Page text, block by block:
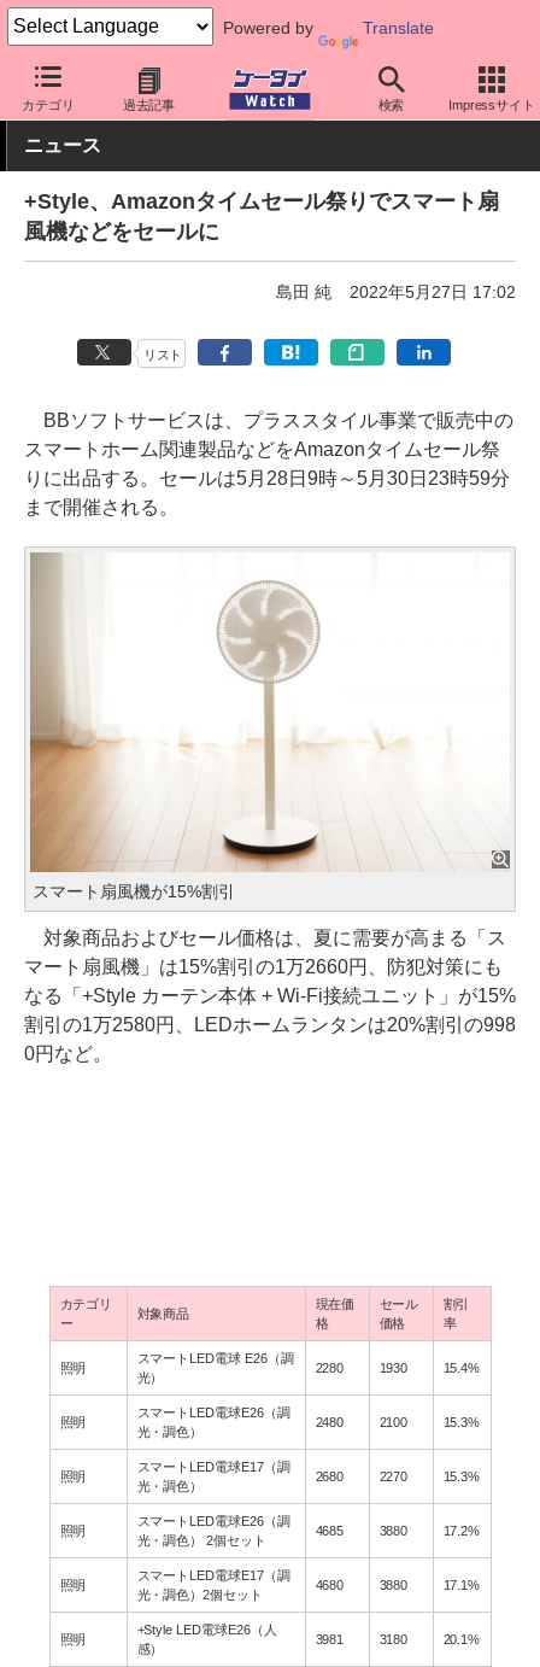
Powered by Translate
カテゴリ 過去記事 検索 Impressサイト
ケータイ Watch 周辺機器/アクセサリー その他
ニュース
+Style、Amazonタイムセール祭りでスマート扇
風機などをセールに
島田 純 2022年5月27日 17:02
リスト
BBソフトサービスは、プラススタイル事業で販売中の
スマートホーム関連製品などをAmazonタイムセール祭
りに出品する。セールは5月28日9時～5月30日23時59分
まで開催される。
スマート扇風機が15%割引
対象商品およびセール価格は、夏に需要が高まる「ス
マート扇風機」は15%割引の1万2660円、防犯対策にも
なる「+Style カーテン本体 + Wi-Fi接続ユニット」が15%
割引の1万2580円、LEDホームランタンは20%割引の998
0円など。
カテゴリ
ー
対象商品
現在価
格
セール
価格
割引
率
照明
スマートLED電球 E26（調
光）
2280 1930 15.4%
照明
スマートLED電球E26（調
光・調色）
2480 2100 15.3%
照明
スマートLED電球E17（調
光・調色）
2680 2270 15.3%
照明
スマートLED電球E26（調
光・調色） 2個セット
4685 3880 17.2%
照明
スマートLED電球E17（調
光・調色）2個セット
4680 3880 17.1%
照明
+Style LED電球E26（人
感）
3981 3180 20.1%